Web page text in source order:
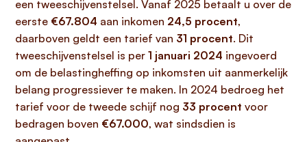
een tweeschijvenstelsel. Vanaf 2025 betaalt u over de
eerste €67.804 aan inkomen 24,5 procent,
daarboven geldt een tarief van 31 procent. Dit
tweeschijvenstelsel is per 1 januari 2024 ingevoerd
om de belastingheffing op inkomsten uit aanmerkelijk
belang progressiever te maken. In 2024 bedroeg het
tarief voor de tweede schijf nog 33 procent voor
bedragen boven €67.000, wat sindsdien is